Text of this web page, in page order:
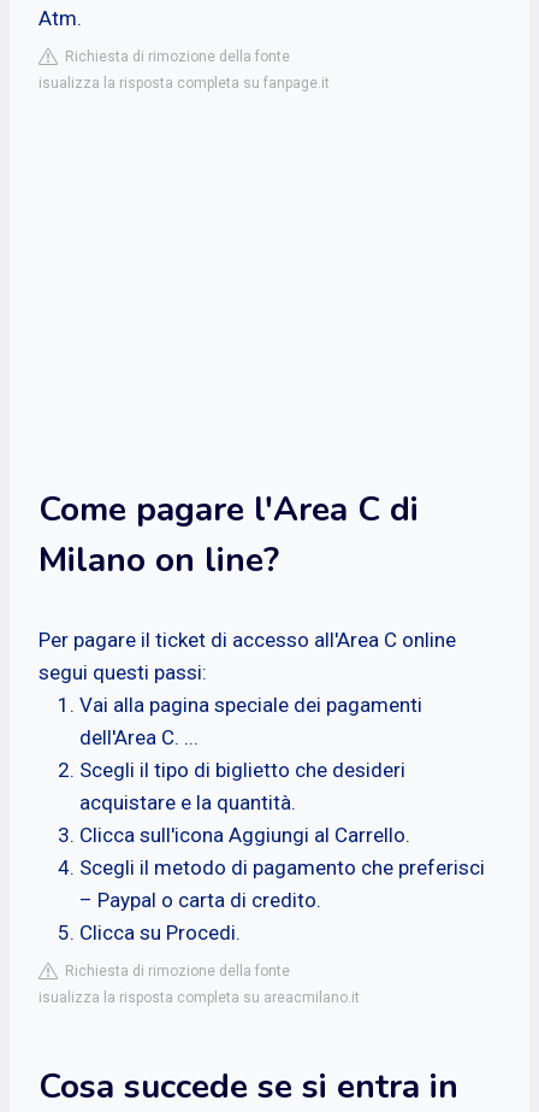
Atm.
Richiesta di rimozione della fonte
isualizza la risposta completa su fanpage.it
Come pagare l'Area C di
Milano on line?
Per pagare il ticket di accesso all'Area C online
segui questi passi:
Vai alla pagina speciale dei pagamenti
dell'Area C. ...
Scegli il tipo di biglietto che desideri
acquistare e la quantità.
Clicca sull'icona Aggiungi al Carrello.
Scegli il metodo di pagamento che preferisci
– Paypal o carta di credito.
Clicca su Procedi.
Richiesta di rimozione della fonte
isualizza la risposta completa su areacmilano.it
Cosa succede se si entra in